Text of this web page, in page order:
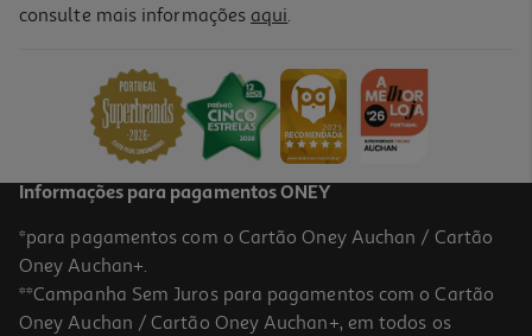
Câmara Instantanea Fujifiilm Instax Mini 13 Branca
89,99 €
consulte mais informações aqui.
Informações para pagamentos ONEY
*para pagamentos com o Cartão Oney Auchan / Cartão
Oney Auchan+.
**Campanha Sem Juros para pagamentos com o Cartão
Oney Auchan / Cartão Oney Auchan+, em todos os